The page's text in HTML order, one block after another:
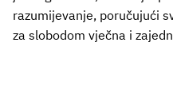
razumijevanje, poručujući
za slobodom vječna i